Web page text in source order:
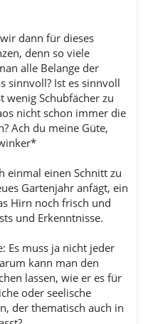
dann für dieses
denn so viele
alle Belange der
sinnvoll? Ist es sinnvoll
Schubfächer zu
nicht schon immer die
Ach du meine Güte,
einmal einen Schnitt zu
Gartenjahr anfägt, ein
Hirn noch frisch und
und Erkenntnisse.
Es muss ja nicht jeder
kann man den
lassen, wie er es für
oder seelische
der thematisch auch in